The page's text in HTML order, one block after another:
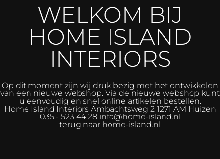
WELKOM BIJ
HOME ISLAND
INTERIORS
Op dit moment zijn wij druk bezig met het ontwikkelen
van een nieuwe webshop. Via de nieuwe webshop kunt
u eenvoudig en snel online artikelen bestellen.
Home Island Interiors Ambachtsweg 2 1271 AM Huizen
035 - 523 44 28 info@home-island.nl
terug naar home-island.nl